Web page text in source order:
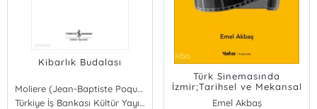
Kibarlık Budalası
Moliere (Jean-Baptiste Poquelin)
Türkiye İş Bankası Kültür Yayınları
Türk Sinemasında
İzmir;Tarihsel ve Mekansal
Temsil Bakımından
Emel Akbaş